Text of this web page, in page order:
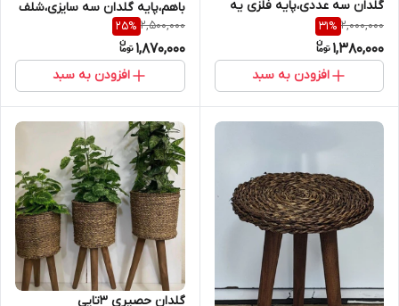
گلدان سه عددی،پایه فلزی یه
عددی گلدان
2,000,000
31%
1,380,000
افزودن به سبد
باهم،پایه گلدان سه سایزی،شلف
پایه گلدان،شلف تلفن،استند
تلفن،میز تلفن،میز گلدان،میز
دکوری،شلف دکوری،پایه ی سه
عددی
2,500,000
25%
1,870,000
افزودن به سبد
گلدان حصیری 3تایی